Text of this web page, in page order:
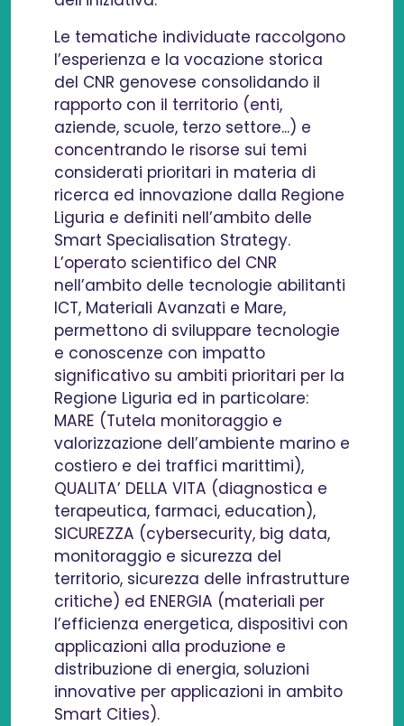
Le tematiche individuate raccolgono
l’esperienza e la vocazione storica
del CNR genovese consolidando il
rapporto con il territorio (enti,
aziende, scuole, terzo settore...) e
concentrando le risorse sui temi
considerati prioritari in materia di
ricerca ed innovazione dalla Regione
Liguria e definiti nell’ambito delle
Smart Specialisation Strategy.
L’operato scientifico del CNR
nell’ambito delle tecnologie abilitanti
ICT, Materiali Avanzati e Mare,
permettono di sviluppare tecnologie
e conoscenze con impatto
significativo su ambiti prioritari per la
Regione Liguria ed in particolare:
MARE (Tutela monitoraggio e
valorizzazione dell’ambiente marino e
costiero e dei traffici marittimi),
QUALITA’ DELLA VITA (diagnostica e
terapeutica, farmaci, education),
SICUREZZA (cybersecurity, big data,
monitoraggio e sicurezza del
territorio, sicurezza delle infrastrutture
critiche) ed ENERGIA (materiali per
l’efficienza energetica, dispositivi con
applicazioni alla produzione e
distribuzione di energia, soluzioni
innovative per applicazioni in ambito
Smart Cities).